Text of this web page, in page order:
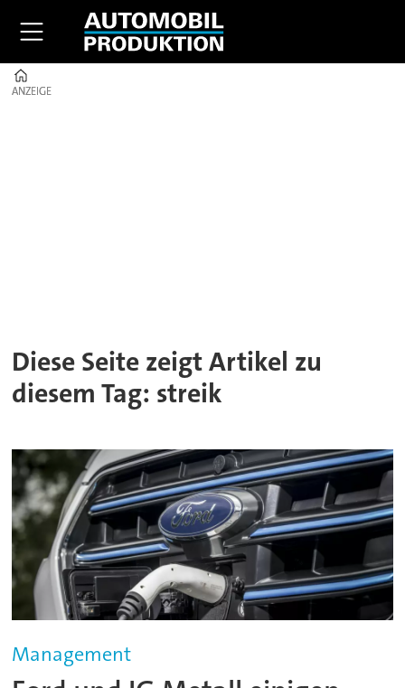
ANZEIGE
ANZEIGE
Diese Seite zeigt Artikel zu
diesem Tag: streik
Management